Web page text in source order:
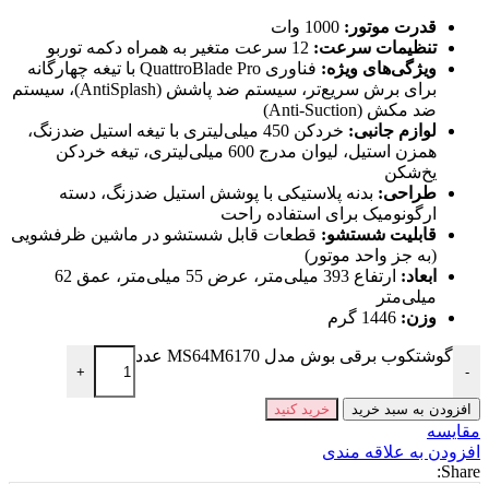
قدرت موتور:
تنظیمات سرعت:
ویژگی‌های ویژه:
فناوری QuattroBlade Pro با تیغه چهارگانه
برای برش سریع‌تر، سیستم ضد پاشش (AntiSplash)، سیستم
ضد مکش (Anti-Suction)
لوازم جانبی:
خردکن 450 میلی‌لیتری با تیغه استیل ضدزنگ،
همزن استیل، لیوان مدرج 600 میلی‌لیتری، تیغه خردکن
یخ‌شکن
طراحی: بدنه پلاستیکی با پوشش استیل ضدزنگ، دسته
ارگونومیک برای استفاده راحت
قابلیت شستشو: قطعات قابل شستشو در ماشین ظرفشویی
(به جز واحد موتور)
ابعاد:
ارتفاع 393 میلی‌متر، عرض 55 میلی‌متر، عمق 62
میلی‌متر
وزن:
-
گوشتکوب برقی بوش مدل MS64M6170 عدد
+
افزودن به سبد خرید خرید کنید
مقايسه
افزودن به علاقه مندی
Share: